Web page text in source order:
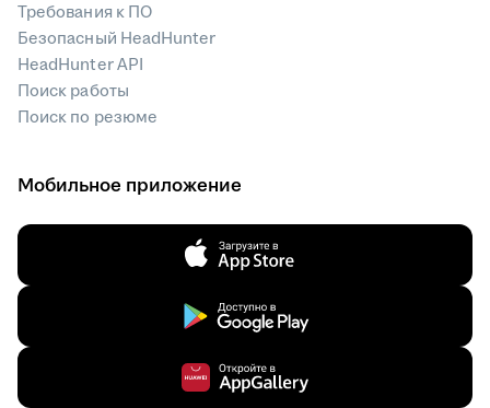
Требования к ПО
Безопасный HeadHunter
HeadHunter API
Поиск работы
Поиск по резюме
Мобильное приложение